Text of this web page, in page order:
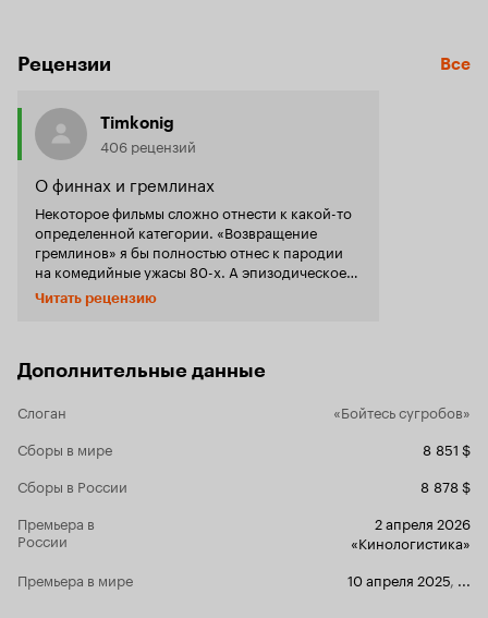
Рецензии Все
Timkonig
406 рецензий
О финнах и гремлинах
Некоторое фильмы сложно отнести к какой-то
определенной категории. «Возвращение
гремлинов» я бы полностью отнес к пародии
на комедийные ужасы 80-х. А эпизодическое
появление Джо Данте (режиссера «Гремлинов»
1984) явно подтверждает направленность
гремлинами, которые прибывают из другого
измерения. Теперь судьба человечества
зависит от того, смогут ли они закрыть портал.
Ламберт. У фильма есть несколько плюсов: он
ненавязчивый, явно пародийный, да и
смотрится легко. А с минусов – иногда уж
неожиданного появления Ламберта (который
здесь камео) с боевым автоматом да и в
сценарии просто не знали, что написать, а
Читать рецензию
Дополнительные данные
Слоган
«Бойтесь сугробов»
Сборы в мире
8 851 $
Сборы в России
8 878 $
Премьера в
России
2 апреля 2026
«Кинологистика»
Премьера в мире
10 апреля 2025